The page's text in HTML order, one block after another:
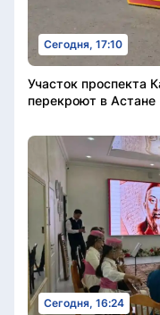
Сегодня, 17:10
Участок проспекта
перекроют в Астане
Сегодня, 16:24